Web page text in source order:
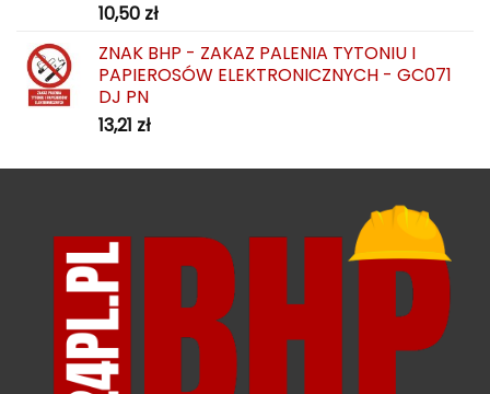
10,50 zł
ZNAK BHP - ZAKAZ PALENIA TYTONIU I
PAPIEROSÓW ELEKTRONICZNYCH - GC071
DJ PN
13,21 zł